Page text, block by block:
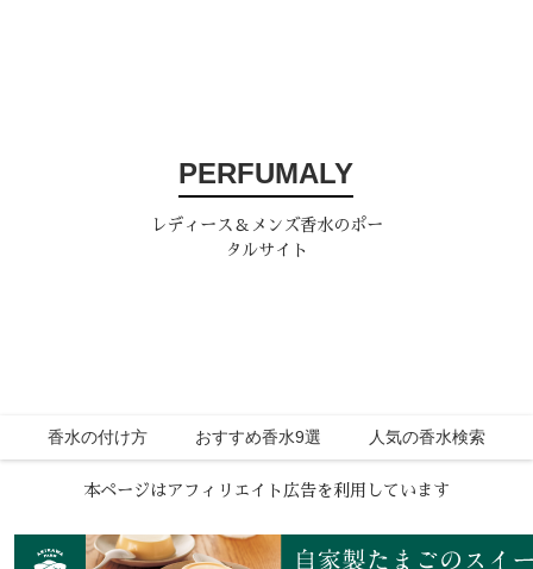
PERFUMALY
レディース＆メンズ香水のポー
タルサイト
香水の付け方 おすすめ香水9選 人気の香水検索
本ページはアフィリエイト広告を利用しています